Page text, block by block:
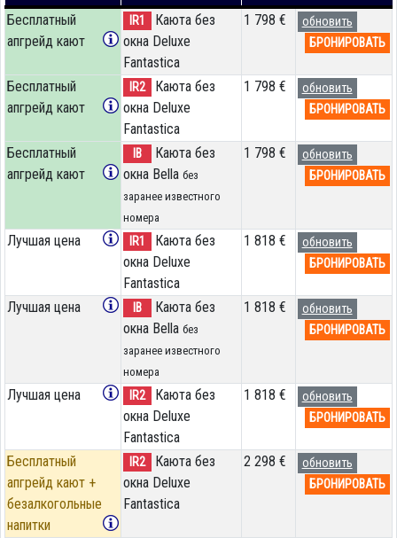
Бесплатный
апгрейд кают
IR1
Каюта без
окна Deluxe
Fantastica
1 798 €
обновить
БРОНИРОВАТЬ
Бесплатный
апгрейд кают
IR2
Каюта без
окна Deluxe
Fantastica
1 798 €
обновить
БРОНИРОВАТЬ
Бесплатный
апгрейд кают
IB
Каюта без
окна Bella без
заранее известного
номера
1 798 €
обновить
БРОНИРОВАТЬ
Лучшая цена IR1
Каюта без
окна Deluxe
Fantastica
1 818 €
обновить
БРОНИРОВАТЬ
Лучшая цена IB
Каюта без
окна Bella без
заранее известного
номера
1 818 €
обновить
БРОНИРОВАТЬ
Лучшая цена IR2
Каюта без
окна Deluxe
Fantastica
1 818 €
обновить
БРОНИРОВАТЬ
Бесплатный
апгрейд кают +
безалкогольные
напитки
IR2
Каюта без
окна Deluxe
Fantastica
2 298 €
обновить
БРОНИРОВАТЬ